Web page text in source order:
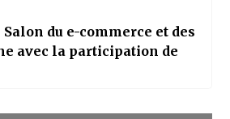
Salon du e-commerce et des
avec la participation de